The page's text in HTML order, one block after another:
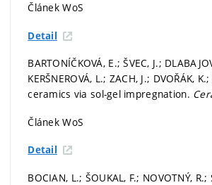
Článek WoS
Detail
BARTONÍČKOVÁ, E.; ŠVEC, J.;
KERŠNEROVÁ, L.; ZACH, J.;
ceramics via sol-gel impregnation.
Článek WoS
Detail
BOCIAN, L.; ŠOUKAL, F.; NOVOTNÝ,